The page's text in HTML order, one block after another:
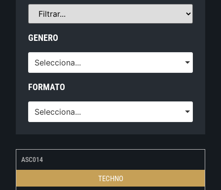
GENERO
Selecciona...
FORMATO
Selecciona...
ASC014
TECHNO